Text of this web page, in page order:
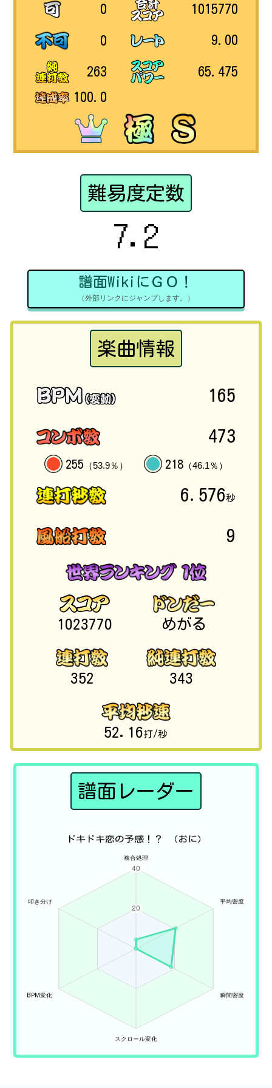
0
0
263
100.0
1015770
9.00
65.475
難易度定数
7.2
譜面WikiにＧＯ！
（外部リンクにジャンプします。）
楽曲情報
165
473
255 （53.9％） 218（46.1％）
6.576秒
9
1023770 めがる
352 343
52.16打/秒
譜面レーダー